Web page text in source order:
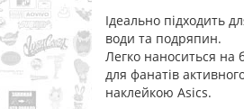
Ідеально підходить
води та подряпин.
Легко наноситься на
для фанатів
наклейкою Asics.